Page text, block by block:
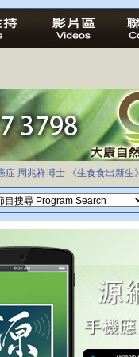
症 周兆祥博士 《生食食出新生》